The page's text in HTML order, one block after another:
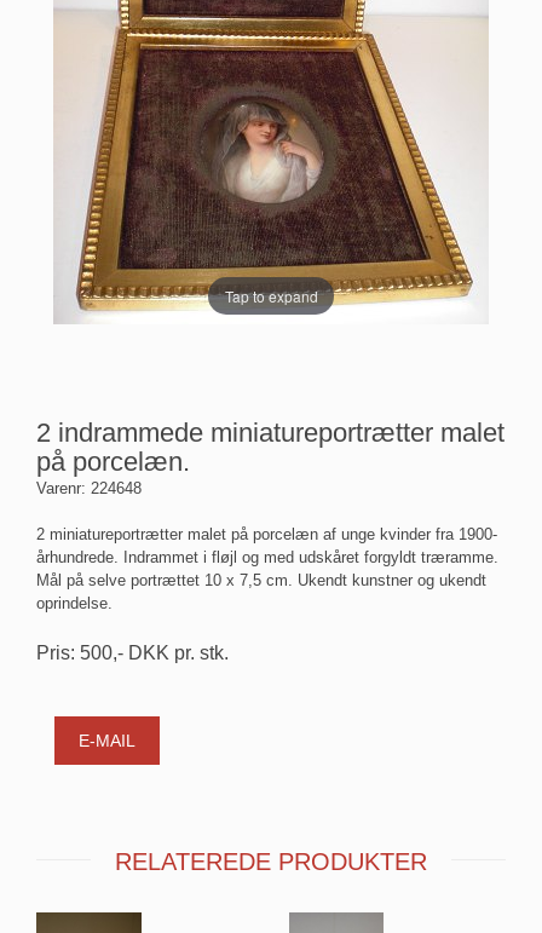
Tap to expand
2 indrammede miniatureportrætter malet
på porcelæn.
Varenr: 224648
2 miniatureportrætter malet på porcelæn af unge kvinder fra 1900-
århundrede. Indrammet i fløjl og med udskåret forgyldt træramme.
Mål på selve portrættet 10 x 7,5 cm. Ukendt kunstner og ukendt
oprindelse.
Pris: 500,- DKK pr. stk.
E-MAIL
RELATEREDE PRODUKTER